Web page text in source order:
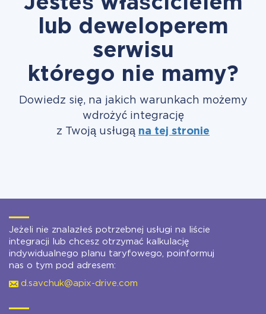
lub deweloperem
serwisu
którego nie mamy?
Dowiedz się, na jakich warunkach możemy
wdrożyć integrację
z Twoją usługą na tej stronie
Jeżeli nie znalazłeś potrzebnej usługi na liście
integracji lub chcesz otrzymać kalkulację
indywidualnego planu taryfowego, poinformuj
nas o tym pod adresem:
d.savchuk@apix-drive.com